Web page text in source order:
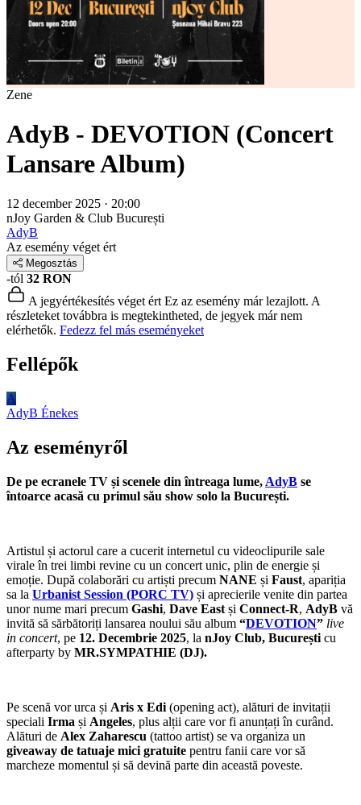
Zene
AdyB - DEVOTION (Concert
Lansare Album)
12 december 2025 · 20:00
nJoy Garden & Club București
AdyB
Az esemény véget ért
Megosztás
-tól 32 RON
A jegyértékesítés véget ért Ez az esemény már lezajlott. A
részleteket továbbra is megtekintheted, de jegyek már nem
elérhetők. Fedezz fel más eseményeket
Fellépők
A
AdyB Énekes
Az eseményről
De pe ecranele TV și scenele din întreaga lume, AdyB se
întoarce acasă cu primul său show solo la București.
Artistul și actorul care a cucerit internetul cu videoclipurile sale
virale în trei limbi revine cu un concert unic, plin de energie și
emoție. După colaborări cu artiști precum NANE și Faust, apariția
sa la Urbanist Session (PORC TV) și aprecierile venite din partea
unor nume mari precum Gashi, Dave East și Connect-R, AdyB vă
invită să sărbătoriți lansarea noului său album “DEVOTION” live
in concert, pe 12. Decembrie 2025, la nJoy Club, București cu
afterparty by MR.SYMPATHIE (DJ).
Pe scenă vor urca și Aris x Edi (opening act), alături de invitații
speciali Irma și Angeles, plus alții care vor fi anunțați în curând.
Alături de Alex Zaharescu (tattoo artist) se va organiza un
giveaway de tatuaje mici gratuite pentru fanii care vor să
marcheze momentul și să devină parte din această poveste.